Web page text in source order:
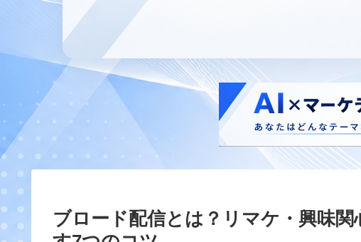
ブロード配信とは？リマケ・興味